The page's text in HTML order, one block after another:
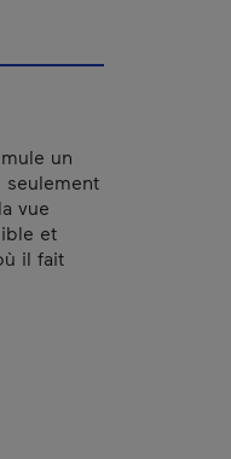
un
seulement
vue
et
il fait